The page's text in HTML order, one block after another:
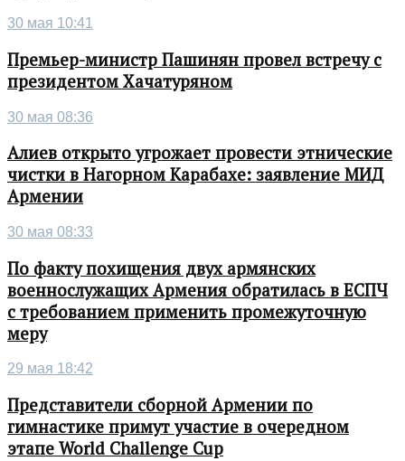
30 мая 10:41
Премьер-министр Пашинян провел встречу с
президентом Хачатуряном
30 мая 08:36
Алиев открыто угрожает провести этнические
чистки в Нагорном Карабахе: заявление МИД
Армении
30 мая 08:33
По факту похищения двух армянских
военнослужащих Армения обратилась в ЕСПЧ
с требованием применить промежуточную
меру
29 мая 18:42
Представители сборной Армении по
гимнастике примут участие в очередном
этапе World Challenge Cup